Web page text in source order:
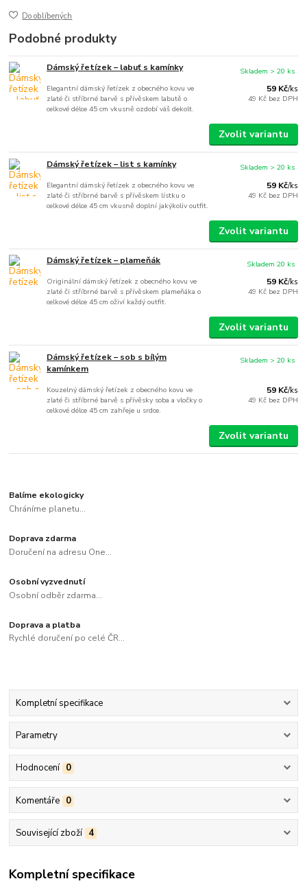
Do oblíbených
Podobné produkty
Dámský řetízek – labuť s kamínky
Elegantní dámský řetízek z obecného kovu ve
zlaté či stříbrné barvě s přívěskem labutě o
celkové délce 45 cm vkusně ozdobí váš dekolt.
59 Kč/ks
49 Kč bez DPH
Skladem > 20 ks
Zvolit variantu
Dámský řetízek – list s kamínky
Elegantní dámský řetízek z obecného kovu ve
zlaté či stříbrné barvě s přívěskem lístku o
celkové délce 45 cm vkusně doplní jakýkoliv outfit.
59 Kč/ks
49 Kč bez DPH
Skladem > 20 ks
Zvolit variantu
Dámský řetízek – plameňák
Originální dámský řetízek z obecného kovu ve
zlaté či stříbrné barvě s přívěskem plameňáka o
celkové délce 45 cm oživí každý outfit.
59 Kč/ks
49 Kč bez DPH
Skladem 20 ks
Zvolit variantu
Dámský řetízek – sob s bílým
kamínkem
Kouzelný dámský řetízek z obecného kovu ve
zlaté či stříbrné barvě s přívěsky soba a vločky o
celkové délce 45 cm zahřeje u srdce.
59 Kč/ks
49 Kč bez DPH
Skladem > 20 ks
Zvolit variantu
Balíme ekologicky
Chráníme planetu...
Doprava zdarma
Doručení na adresu One...
Osobní vyzvednutí
Osobní odběr zdarma...
Doprava a platba
Rychlé doručení po celé ČR...
Kompletní specifikace
Parametry
Hodnocení 0
Komentáře 0
Související zboží 4
Kompletní specifikace